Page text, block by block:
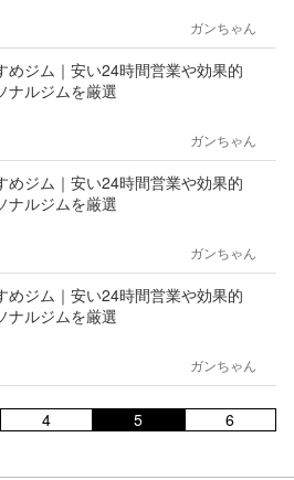
ガンちゃん
めジム｜安い24時間営業や効果的
ナルジムを厳選
ガンちゃん
めジム｜安い24時間営業や効果的
ナルジムを厳選
ガンちゃん
めジム｜安い24時間営業や効果的
ナルジムを厳選
ガンちゃん
4 5 6